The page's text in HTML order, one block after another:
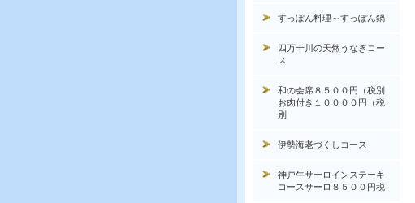
すっぽん料理～すっぽん鍋
四万十川の天然うなぎコー
ス
和の会席８５００円（税別
お肉付き１００００円（税
別
伊勢海老づくしコース
神戸牛サーロインステーキ
コースサーロ８５００円税